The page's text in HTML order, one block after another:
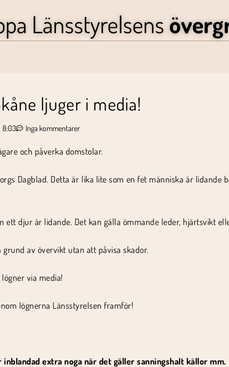
Länsstyrelsens
ljuger i media!
8:03 Inga kommentarer
och påverka domstolar.
Dagblad. Detta är lika lite som en fet människa är lidande
ett djur är lidande. Det kan gälla ömmande leder, hjärtsvikt
av övervikt utan att påvisa skador.
via media!
lögnerna Länsstyrelsen framför!
extra noga när det gäller sanningshalt källor mm.